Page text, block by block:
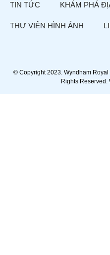
TIN TỨC KHÁM PHÁ
THƯ VIỆN HÌNH ẢNH
© Copyright 2023. Wyndham Royal
Rights Reserved.